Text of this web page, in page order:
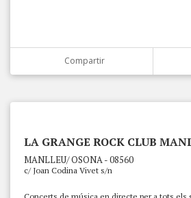
Compartir
LA GRANGE ROCK CLUB
MANLLEU/ OSONA - 08560
c/ Joan Codina Vivet s/n